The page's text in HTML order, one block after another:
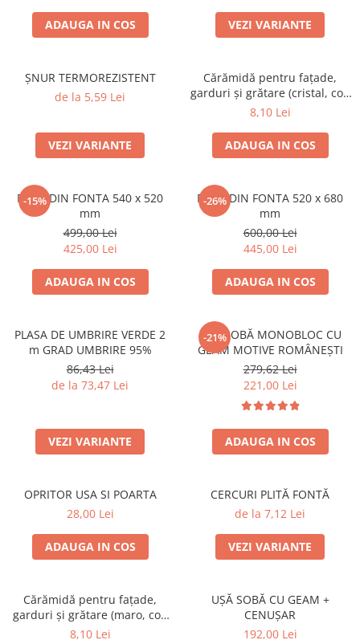
ACCESORII PENTRU GATIT
COPERTINE ȘI PRELATE
polietilenă cu inele
COȘURI DE FUM
Coșuri de fum din inox
DIVERSE
INSTALAȚII
Baterii și accesorii
PRODUSE PENTRU GRĂDINARIT
Unelte pentru grădinărit
SOBE ȘI ȘEMINEE
TRUSE SI ACCESORII PROFESIONALE
DE CURATARE HORN
ȘEMINEE ȘI ÎNCĂLZITOARE DE
ADAUGA IN COS VEZI VARIANTE
ȘNUR TERMOREZISTENT
de la 5,59 Lei
VEZI VARIANTE
Cărămidă pentru fațade,
garduri și grătare (cristal, colț
rotunjit) – 250 × 120 × 65 mm
8,10 Lei
ADAUGA IN COS
-15%
PLITA DIN FONTA 540 x 520
mm
499,00 Lei
425,00 Lei
ADAUGA IN COS
-26%
PLITA DIN FONTA 520 x 680
mm
600,00 Lei
445,00 Lei
ADAUGA IN COS
PLASA DE UMBRIRE VERDE 2
m GRAD UMBRIRE 95%
86,43 Lei
de la 73,47 Lei
VEZI VARIANTE
-21%
UȘĂ SOBĂ MONOBLOC CU
GEAM MOTIVE ROMÂNEȘTI
279,62 Lei
221,00 Lei
ADAUGA IN COS
OPRITOR USA SI POARTA
28,00 Lei
ADAUGA IN COS
CERCURI PLITĂ FONTĂ
de la 7,12 Lei
VEZI VARIANTE
Cărămidă pentru fațade,
garduri și grătare (maro, colț
rotunjit) – 250 × 120 × 65 mm
8,10 Lei
UȘĂ SOBĂ CU GEAM +
CENUȘAR
192,00 Lei